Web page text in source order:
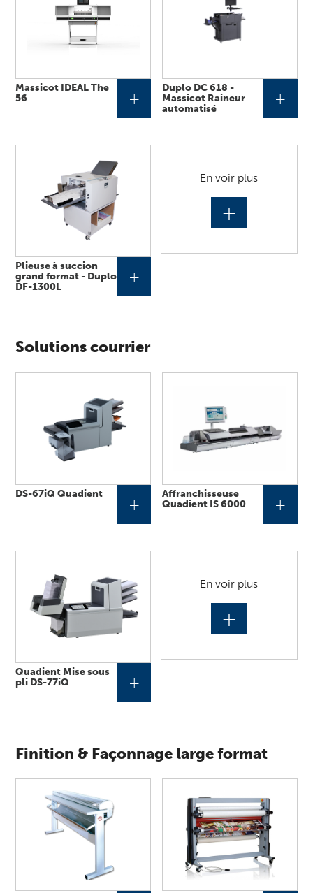
Massicot IDEAL The
56
+
Duplo DC 618 -
Massicot Raineur
automatisé
+
Plieuse à succion
grand format - Duplo
DF-1300L
+
En voir plus
+
Solutions courrier
DS-67iQ Quadient
+
Affranchisseuse
Quadient IS 6000
+
Quadient Mise sous
pli DS-77iQ
+
En voir plus
+
Finition & Façonnage large format